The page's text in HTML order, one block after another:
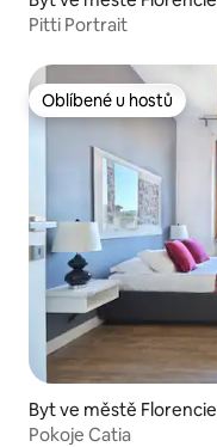
Pitti Portrait
Oblíbené u hostů
Oblíbené u hostů
Byt ve městě Florencie
Pokoje Catia